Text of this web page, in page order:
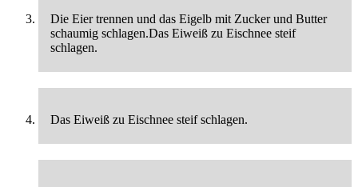
Die Eier trennen und das Eigelb mit Zucker und Butter
schaumig schlagen.Das Eiweiß zu Eischnee steif
schlagen.
Das Eiweiß zu Eischnee steif schlagen.